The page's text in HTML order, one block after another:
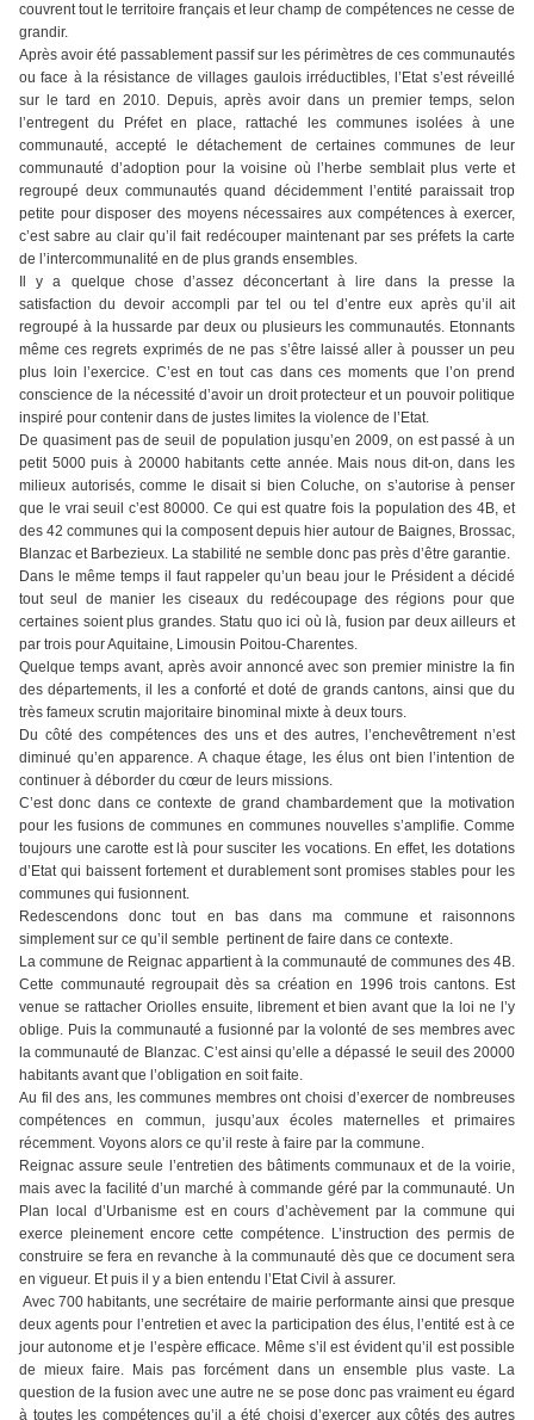
couvrent tout le territoire français et leur champ de compétences ne cesse de
grandir.
Après avoir été passablement passif sur les périmètres de ces communautés
ou face à la résistance de villages gaulois irréductibles, l’Etat s’est réveillé
sur le tard en 2010. Depuis, après avoir dans un premier temps, selon
l’entregent du Préfet en place, rattaché les communes isolées à une
communauté, accepté le détachement de certaines communes de leur
communauté d’adoption pour la voisine où l’herbe semblait plus verte et
regroupé deux communautés quand décidemment l’entité paraissait trop
petite pour disposer des moyens nécessaires aux compétences à exercer,
c’est sabre au clair qu’il fait redécouper maintenant par ses préfets la carte
de l’intercommunalité en de plus grands ensembles.
Il y a quelque chose d’assez déconcertant à lire dans la presse la
satisfaction du devoir accompli par tel ou tel d’entre eux après qu’il ait
regroupé à la hussarde par deux ou plusieurs les communautés. Etonnants
même ces regrets exprimés de ne pas s’être laissé aller à pousser un peu
plus loin l’exercice. C’est en tout cas dans ces moments que l’on prend
conscience de la nécessité d’avoir un droit protecteur et un pouvoir politique
inspiré pour contenir dans de justes limites la violence de l’Etat.
De quasiment pas de seuil de population jusqu’en 2009, on est passé à un
petit 5000 puis à 20000 habitants cette année. Mais nous dit-on, dans les
milieux autorisés, comme le disait si bien Coluche, on s’autorise à penser
que le vrai seuil c’est 80000. Ce qui est quatre fois la population des 4B, et
des 42 communes qui la composent depuis hier autour de Baignes, Brossac,
Blanzac et Barbezieux. La stabilité ne semble donc pas près d’être garantie.
Dans le même temps il faut rappeler qu’un beau jour le Président a décidé
tout seul de manier les ciseaux du redécoupage des régions pour que
certaines soient plus grandes. Statu quo ici où là, fusion par deux ailleurs et
par trois pour Aquitaine, Limousin Poitou-Charentes.
Quelque temps avant, après avoir annoncé avec son premier ministre la fin
des départements, il les a conforté et doté de grands cantons, ainsi que du
très fameux scrutin majoritaire binominal mixte à deux tours.
Du côté des compétences des uns et des autres, l’enchevêtrement n’est
diminué qu’en apparence. A chaque étage, les élus ont bien l’intention de
continuer à déborder du cœur de leurs missions.
C’est donc dans ce contexte de grand chambardement que la motivation
pour les fusions de communes en communes nouvelles s’amplifie. Comme
toujours une carotte est là pour susciter les vocations. En effet, les dotations
d’Etat qui baissent fortement et durablement sont promises stables pour les
communes qui fusionnent.
Redescendons donc tout en bas dans ma commune et raisonnons
simplement sur ce qu’il semble pertinent de faire dans ce contexte.
La commune de Reignac appartient à la communauté de communes des 4B.
Cette communauté regroupait dès sa création en 1996 trois cantons. Est
venue se rattacher Oriolles ensuite, librement et bien avant que la loi ne l’y
oblige. Puis la communauté a fusionné par la volonté de ses membres avec
la communauté de Blanzac. C’est ainsi qu’elle a dépassé le seuil des 20000
habitants avant que l’obligation en soit faite.
Au fil des ans, les communes membres ont choisi d’exercer de nombreuses
compétences en commun, jusqu’aux écoles maternelles et primaires
récemment. Voyons alors ce qu’il reste à faire par la commune.
Reignac assure seule l’entretien des bâtiments communaux et de la voirie,
mais avec la facilité d’un marché à commande géré par la communauté. Un
Plan local d’Urbanisme est en cours d’achèvement par la commune qui
exerce pleinement encore cette compétence. L’instruction des permis de
construire se fera en revanche à la communauté dès que ce document sera
en vigueur. Et puis il y a bien entendu l’Etat Civil à assurer.
Avec 700 habitants, une secrétaire de mairie performante ainsi que presque
deux agents pour l’entretien et avec la participation des élus, l’entité est à ce
jour autonome et je l’espère efficace. Même s’il est évident qu’il est possible
de mieux faire. Mais pas forcément dans un ensemble plus vaste. La
question de la fusion avec une autre ne se pose donc pas vraiment eu égard
à toutes les compétences qu’il a été choisi d’exercer aux côtés des autres